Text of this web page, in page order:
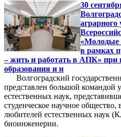
30
аграрного
«Молодые
в рамках
– жить и работать в АПК» при
образования и н
Волгоградский
представлен большой командой
естественных наук,
студенческое научное общество,
любителей естественных наук
биоинженерии.